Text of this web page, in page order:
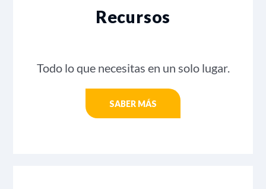
Recursos
Todo lo que necesitas en un solo lugar.
SABER MÁS